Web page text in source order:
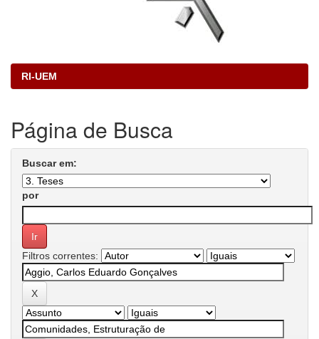
RI-UEM
Página de Busca
Buscar em:
por
Filtros correntes: